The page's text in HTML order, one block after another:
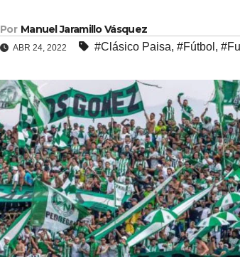
Por Manuel Jaramillo Vásquez
ABR 24, 2022 #Clásico Paisa, #Fútbol ,